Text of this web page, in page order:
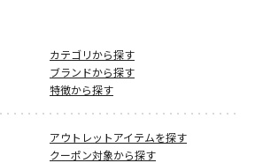
カテゴリから探す
ブランドから探す
特徴から探す
アウトレットアイテムを探す
クーポン対象から探す